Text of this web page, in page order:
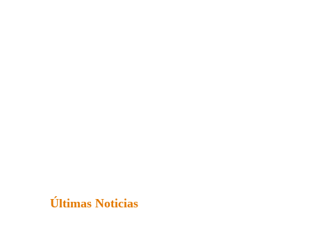
Últimas Noticias